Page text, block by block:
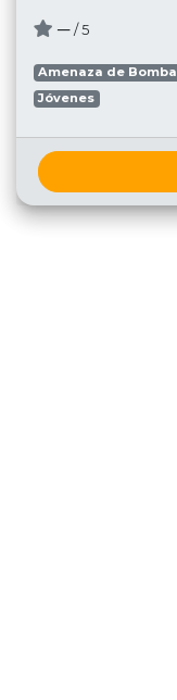
─ / 5
Amenaza de Bomba
Jóvenes